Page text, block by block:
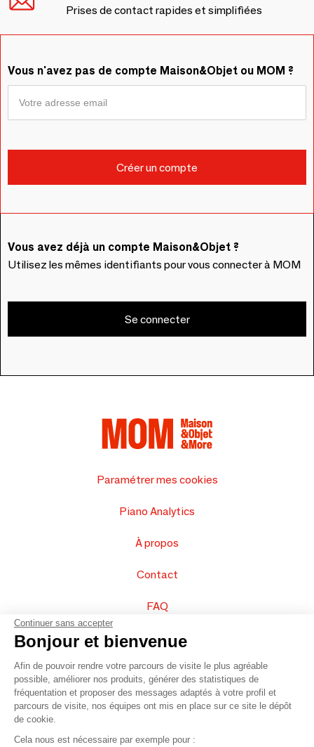
Prises de contact rapides et simplifiées
Vous n'avez pas de compte Maison&Objet ou MOM ?
Vous avez déjà un compte Maison&Objet ?
Utilisez les mêmes identifiants pour vous connecter à MOM
Se connecter
Paramétrer mes cookies
Piano Analytics
À propos
Contact
FAQ
Vendez vos produits
Plan du site
© 2016 –Organisation SAFI
Continuer sans accepter
Bonjour et bienvenue
Afin de pouvoir rendre votre parcours de visite le plus agréable
possible, améliorer nos produits, générer des statistiques de
fréquentation et proposer des messages adaptés à votre profil et
parcours de visite, nos équipes ont mis en place sur ce site le dépôt
de cookie.
Cela nous est nécessaire par exemple pour :